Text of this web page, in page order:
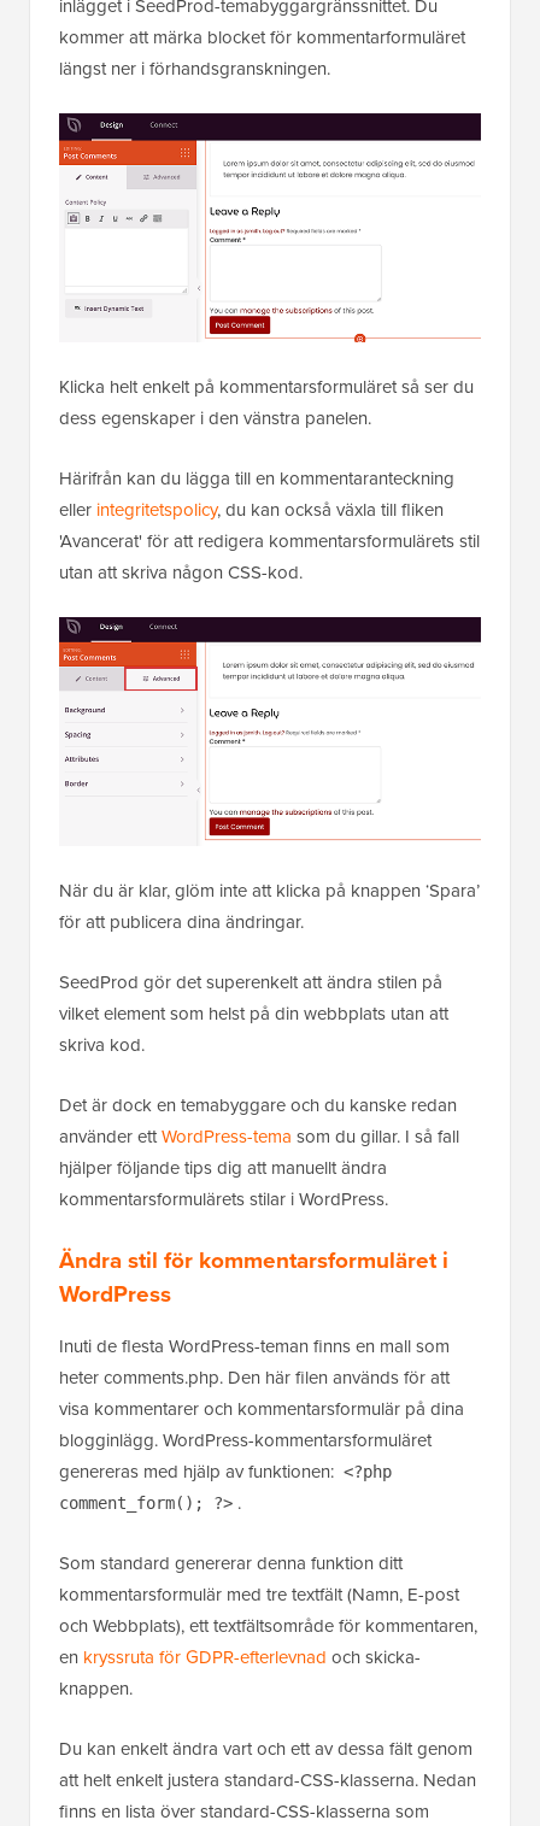
inlägget i SeedProd-temabyggargränssnittet. Du
kommer att märka blocket för kommentarformuläret
längst ner i förhandsgranskningen.
Klicka helt enkelt på kommentarsformuläret så ser du
dess egenskaper i den vänstra panelen.
Härifrån kan du lägga till en kommentaranteckning
eller integritetspolicy, du kan också växla till fliken
'Avancerat' för att redigera kommentarsformulärets stil
utan att skriva någon CSS-kod.
När du är klar, glöm inte att klicka på knappen ‘Spara’
för att publicera dina ändringar.
SeedProd gör det superenkelt att ändra stilen på
vilket element som helst på din webbplats utan att
skriva kod.
Det är dock en temabyggare och du kanske redan
använder ettWordPress-tema som du gillar. I så fall
hjälper följande tips dig att manuellt ändra
kommentarsformulärets stilar i WordPress.
Ändra stil för kommentarsformuläret i
WordPress
Inuti de flesta WordPress-teman finns en mall som
heter comments.php. Den här filen används för att
visa kommentarer och kommentarsformulär på dina
blogginlägg. WordPress-kommentarsformuläret
genereras med hjälp av funktionen: <?php
comment_form(); ?> .
Som standard genererar denna funktion ditt
kommentarsformulär med tre textfält (Namn, E-post
och Webbplats), ett textfältsområde för kommentaren,
en kryssruta för GDPR-efterlevnad och skicka-
knappen.
Du kan enkelt ändra vart och ett av dessa fält genom
att helt enkelt justera standard-CSS-klasserna. Nedan
finns en lista över standard-CSS-klasserna som